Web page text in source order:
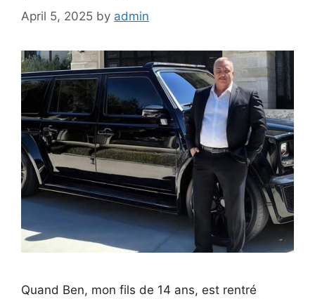
April 5, 2025 by admin
Quand Ben, mon fils de 14 ans, est rentré